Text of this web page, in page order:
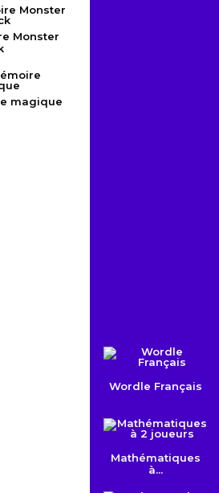
Monster
magique
Wordle Français
Mathématiques
à...